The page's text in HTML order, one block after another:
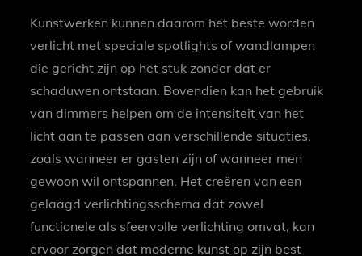
Kunstwerken kunnen daarom het beste worden
verlicht met speciale spotlights of wandlampen
die gericht zijn op het stuk zonder dat er
schaduwen ontstaan. Bovendien kan het gebruik
van dimmers helpen om de intensiteit van het
licht aan te passen aan verschillende situaties,
zoals wanneer er gasten zijn of wanneer men
gewoon wil ontspannen. Het creëren van een
gelaagd verlichtingsschema dat zowel
functionele als sfeervolle verlichting omvat, kan
ervoor zorgen dat moderne kunst op zijn best